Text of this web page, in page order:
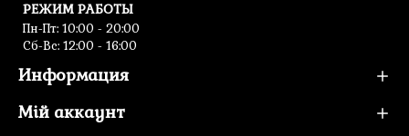
РЕЖИМ РАБОТЫ
Пн-Пт: 10:00 - 20:00
Сб-Вс: 12:00 - 16:00
Информация
Мій аккаунт